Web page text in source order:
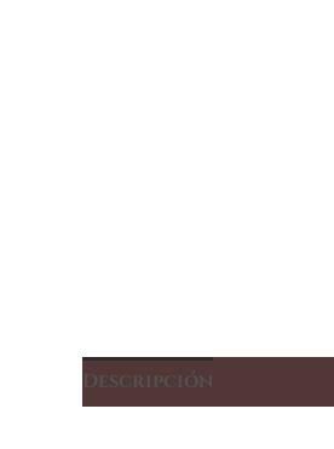
Descripción